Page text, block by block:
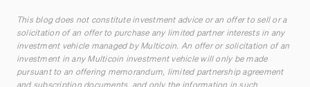
This blog does not constitute investment advice or an offer to sell or a
solicitation of an offer to purchase any limited partner interests in any
investment vehicle managed by Multicoin. An offer or solicitation of an
investment in any Multicoin investment vehicle will only be made
pursuant to an offering memorandum, limited partnership agreement
and subscription documents, and only the information in such